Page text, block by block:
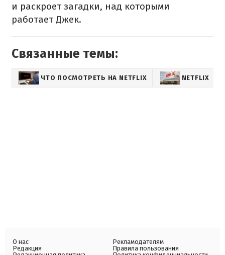
и раскроет загадки, над которыми
работает Джек.
Связанные темы:
ЧТО ПОСМОТРЕТЬ НА NETFLIX NETFLIX
О нас
Редакция
Рекламодателям
Правила пользования